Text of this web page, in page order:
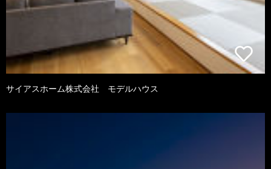
サイアスホーム株式会社 モデルハウス